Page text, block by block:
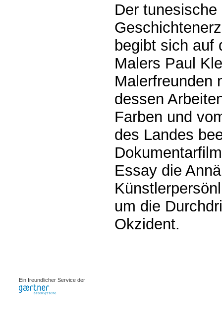
Der
begibt sich auf
Malers Paul
Malerfreunden
dessen
Farben und
des Landes
Essay die
um die
Okzident.
Ein freundlicher Service der